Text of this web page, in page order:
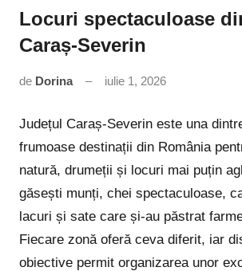
Locuri spectaculoase
Caraș-Severin
de Dorina iulie 1, 2026
Județul Caraș-Severin este una
frumoase destinații din România
natură, drumeții și locuri mai puțin
găsești munți, chei spectaculoase,
lacuri și sate care și-au păstrat
Fiecare zonă oferă ceva diferit, iar
obiective permit organizarea unor